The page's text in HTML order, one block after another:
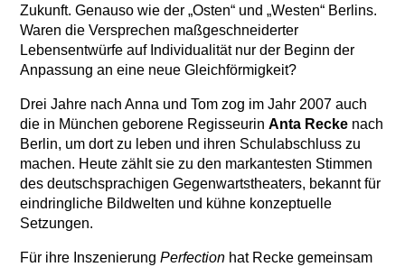
Zukunft. Genauso wie der „Osten“ und „Westen“ Berlins.
Waren die Versprechen maßgeschneiderter
Lebensentwürfe auf Individualität nur der Beginn der
Anpassung an eine neue Gleichförmigkeit?
Drei Jahre nach Anna und Tom zog im Jahr 2007 auch
die in München geborene Regisseurin Anta Reckenach
Berlin, um dort zu leben und ihren Schulabschluss zu
machen. Heute zählt sie zu den markantesten Stimmen
des deutschsprachigen Gegenwartstheaters, bekannt für
eindringliche Bildwelten und kühne konzeptuelle
Setzungen.
Für ihre Inszenierung Perfectionhat Recke gemeinsam